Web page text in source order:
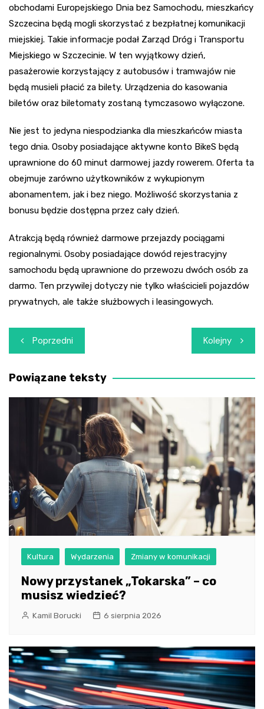
obchodami Europejskiego Dnia bez Samochodu, mieszkańcy
Szczecina będą mogli skorzystać z bezpłatnej komunikacji
miejskiej. Takie informacje podał Zarząd Dróg i Transportu
Miejskiego w Szczecinie. W ten wyjątkowy dzień,
pasażerowie korzystający z autobusów i tramwajów nie
będą musieli płacić za bilety. Urządzenia do kasowania
biletów oraz biletomaty zostaną tymczasowo wyłączone.
Nie jest to jedyna niespodzianka dla mieszkańców miasta
tego dnia. Osoby posiadające aktywne konto BikeS będą
uprawnione do 60 minut darmowej jazdy rowerem. Oferta ta
obejmuje zarówno użytkowników z wykupionym
abonamentem, jak i bez niego. Możliwość skorzystania z
bonusu będzie dostępna przez cały dzień.
Atrakcją będą również darmowe przejazdy pociągami
regionalnymi. Osoby posiadające dowód rejestracyjny
samochodu będą uprawnione do przewozu dwóch osób za
darmo. Ten przywilej dotyczy nie tylko właścicieli pojazdów
prywatnych, ale także służbowych i leasingowych.
Nawigacja
wpisu
Poprzedni Kolejny
Powiązane teksty
Kultura Wydarzenia Zmiany w komunikacji
Nowy przystanek „Tokarska” – co
musisz wiedzieć?
Kamil Borucki 6 sierpnia 2026